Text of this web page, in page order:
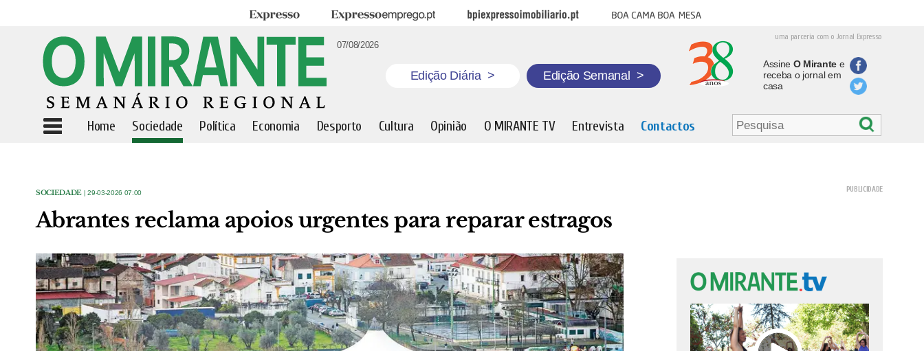
Expresso Expresso Emprego BPI Expresso Imobiliário Boa cama boa mesa
uma parceria com o Jornal Expresso
07/08/2026
Edição Diária > Edição Semanal >
Assine O Mirantee
receba o jornal em
casa
Home Sociedade Política Economia Desporto Cultura Opinião O MIRANTE TV Entrevista Contactos
SOCIEDADE | 29-03-2026 07:00
Abrantes reclama apoios urgentes para reparar estragos